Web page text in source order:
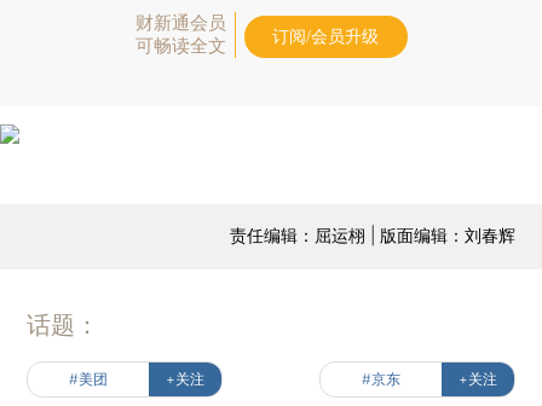
财新通会员
可畅读全文
订阅/会员升级
责任编辑：屈运栩 | 版面编辑：刘春辉
话题：
#美团 +关注 #京东 +关注